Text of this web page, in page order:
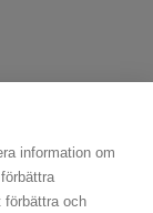
information om
förbättra och